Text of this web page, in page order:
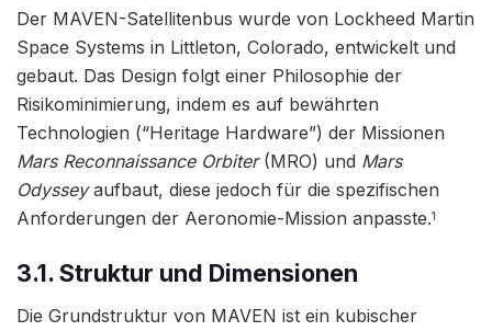
Der MAVEN-Satellitenbus wurde von Lockheed Martin
Space Systems in Littleton, Colorado, entwickelt und
gebaut. Das Design folgt einer Philosophie der
Risikominimierung, indem es auf bewährten
Technologien (“Heritage Hardware”) der Missionen
Mars Reconnaissance Orbiter(MRO) und Mars
Odysseyaufbaut, diese jedoch für die spezifischen
Anforderungen der Aeronomie-Mission anpasste.1
3.1. Struktur und Dimensionen
Die Grundstruktur von MAVEN ist ein kubischer